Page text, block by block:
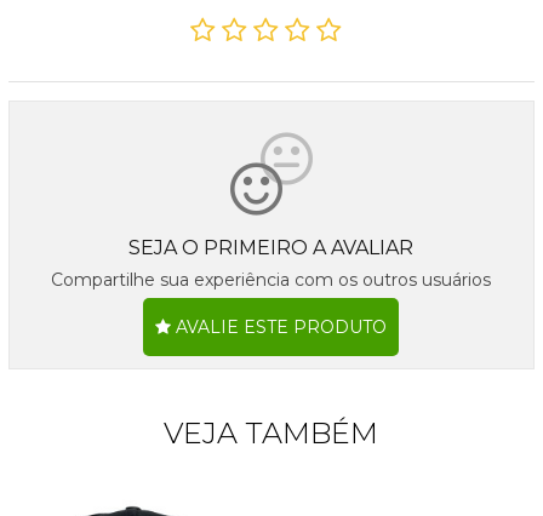
SEJA O PRIMEIRO A AVALIAR
Compartilhe sua experiência com os outros usuários
AVALIE ESTE PRODUTO
VEJA TAMBÉM